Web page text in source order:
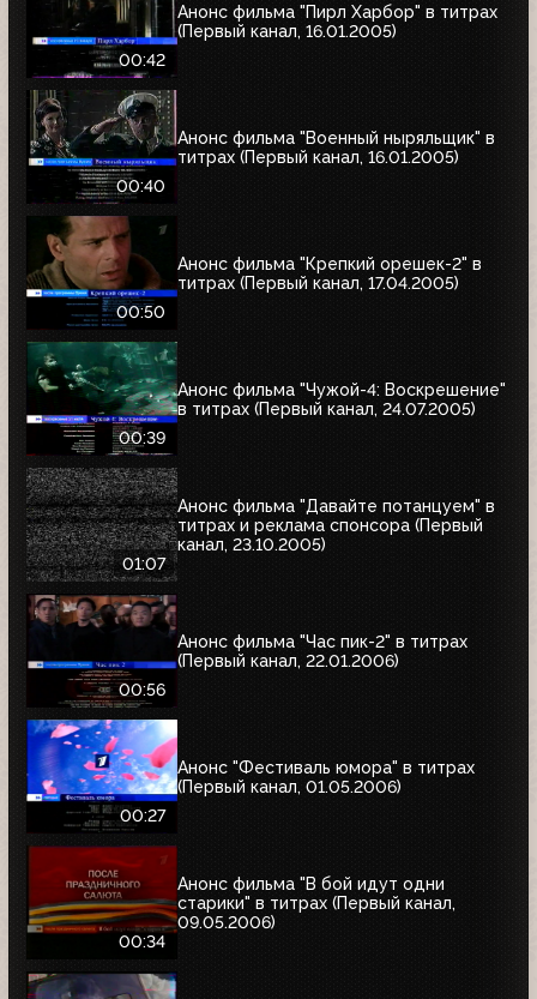
00:42
Анонс фильма "Пирл Харбор" в титрах
(Первый канал, 16.01.2005)
00:40
Анонс фильма "Военный ныряльщик" в
титрах (Первый канал, 16.01.2005)
00:50
Анонс фильма "Крепкий орешек-2" в
титрах (Первый канал, 17.04.2005)
00:39
Анонс фильма "Чужой-4: Воскрешение"
в титрах (Первый канал, 24.07.2005)
01:07
Анонс фильма "Давайте потанцуем" в
титрах и реклама спонсора (Первый
канал, 23.10.2005)
00:56
Анонс фильма "Час пик-2" в титрах
(Первый канал, 22.01.2006)
00:27
Анонс "Фестиваль юмора" в титрах
(Первый канал, 01.05.2006)
00:34
Анонс фильма "В бой идут одни
старики" в титрах (Первый канал,
09.05.2006)